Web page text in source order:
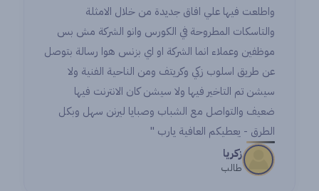
واطلعت فيها علي افاق جديدة من خلال الامثلة
والتاسكات المطروحة في الكورس وانو الشركة مش بس
موظفين وعملاء انما الشركة او اي بزنس هوا رسالة بتوصل
عن طريق اسلوب زكي وكريتف ومن الناحية الفنية ولا
سيشن تم التاخير فيها ولا سيشن كان الانترنت فيها
ضعيف والتواصل مع الشباب وصبايا ليرنن سهل وبكل
الطرق - يعطيكم العافية يارب "
زكريا
طالب